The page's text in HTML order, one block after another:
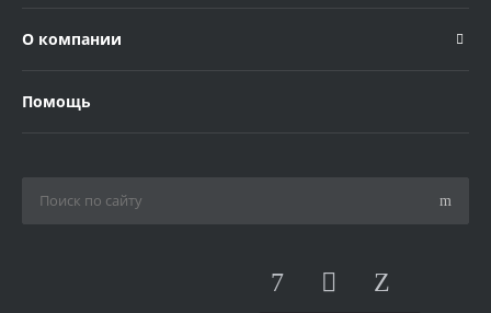
О компании
Помощь